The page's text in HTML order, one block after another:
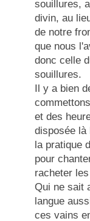
souillures,
divin, au
de notre
que nous
donc celle
souillures.
Il y a bien
et des
disposée là
la pratique
pour
racheter
Qui ne sait
langue
ces vains